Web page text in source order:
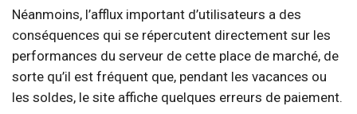
Néanmoins, l’afflux important d’utilisateurs a des
conséquences qui se répercutent directement sur les
performances du serveur de cette place de marché, de
sorte qu’il est fréquent que, pendant les vacances ou
les soldes, le site affiche quelques erreurs de paiement.